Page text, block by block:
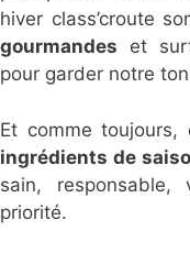
hiver class’croute
gourmandes et
pour garder notre
Et comme toujours,
ingrédients de
sain,
priorité.